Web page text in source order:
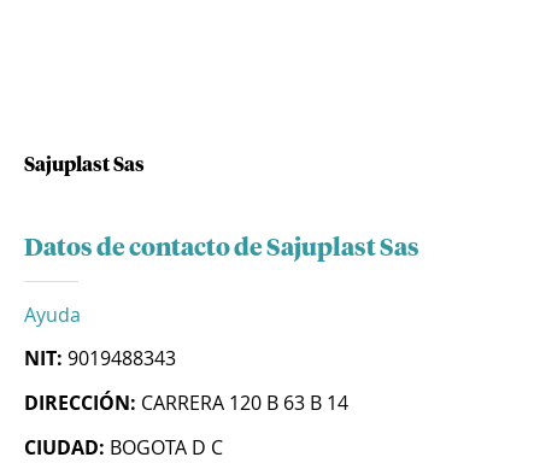
Sajuplast Sas
Datos de contacto de Sajuplast Sas
Ayuda
NIT: 9019488343
DIRECCIÓN: CARRERA 120 B 63 B 14
CIUDAD: BOGOTA D C